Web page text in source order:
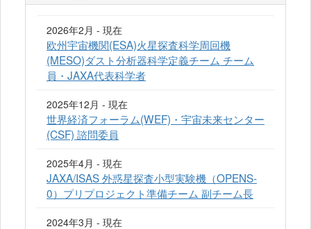
2026年2月 - 現在
欧州宇宙機関(ESA)火星探査科学周回機
(MESO)ダスト分析器科学定義チーム チーム
員・JAXA代表科学者
2025年12月 - 現在
世界経済フォーラム(WEF)・宇宙未来センター
(CSF) 諮問委員
2025年4月 - 現在
JAXA/ISAS 外惑星探査小型実験機（OPENS-
0）プリプロジェクト準備チーム 副チーム長
2024年3月 - 現在